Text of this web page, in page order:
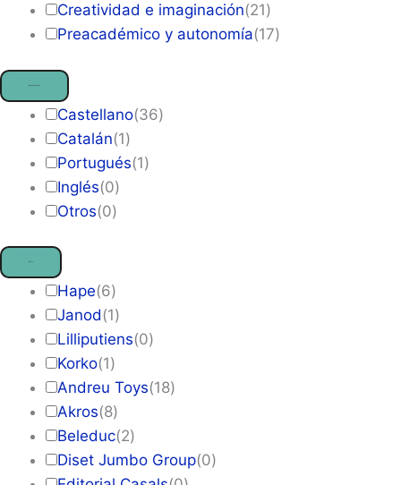
Creatividad e imaginación(21)
Preacadémico y autonomía(17)
Castellano(36)
Catalán(1)
Portugués(1)
Inglés(0)
Otros(0)
Hape(6)
Janod (1)
Lilliputiens(0)
Korko(1)
Andreu Toys(18)
Akros(8)
Beleduc(2)
Diset Jumbo Group(0)